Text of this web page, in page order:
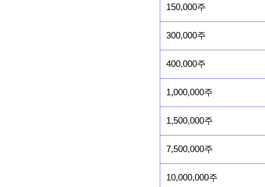
150,000주
300,000주
400,000주
1,000,000주
1,500,000주
7,500,000주
10,000,000주